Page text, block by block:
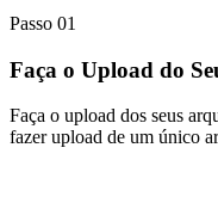
Passo 01
Faça o Upload do
Faça o upload dos seus
fazer upload de um único